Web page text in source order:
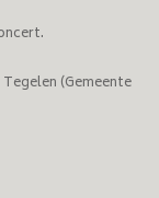
(Gemeente